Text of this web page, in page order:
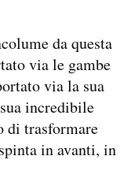
da questa
via le gambe
via la sua
incredibile
di trasformare
in avanti, in